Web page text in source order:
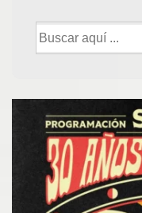
Buscar
por: